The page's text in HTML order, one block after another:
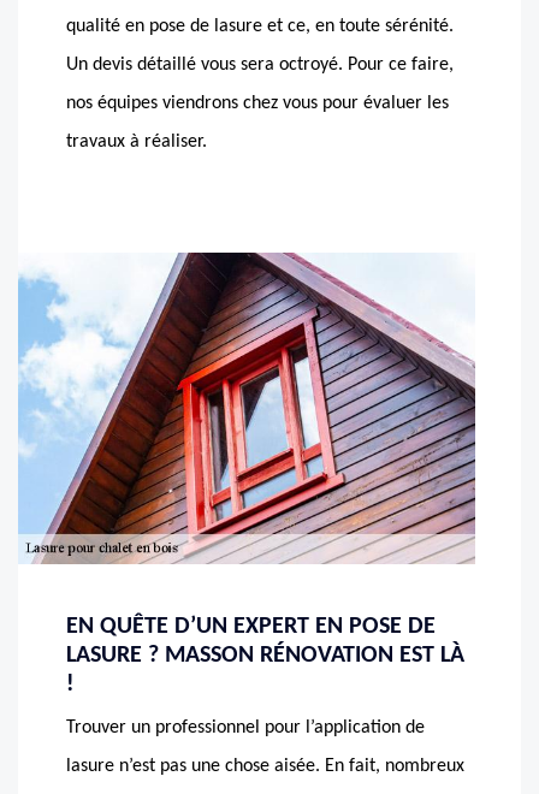
qualité en pose de lasure et ce, en toute sérénité.
Un devis détaillé vous sera octroyé. Pour ce faire,
nos équipes viendrons chez vous pour évaluer les
travaux à réaliser.
EN QUÊTE D’UN EXPERT EN POSE DE
LASURE ? MASSON RÉNOVATION EST LÀ
!
Trouver un professionnel pour l’application de
lasure n’est pas une chose aisée. En fait, nombreux